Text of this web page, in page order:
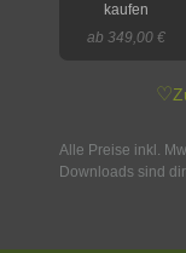
kaufen
ab 349,00 €
♡
Alle Preise inkl.
Downloads sind